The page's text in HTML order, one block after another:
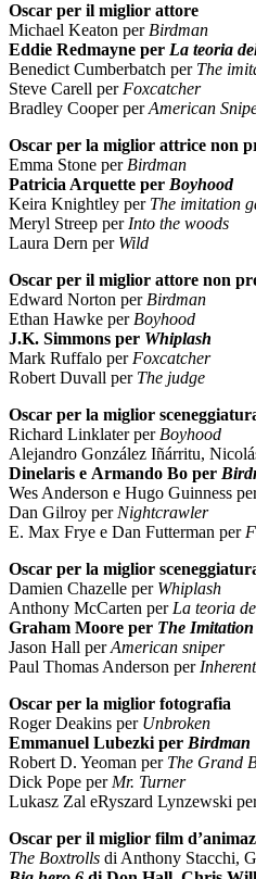
Oscar per il miglior attore
Michael Keaton per Birdman
Eddie Redmayne per La teoria
Benedict Cumberbatch per The
Steve Carell per Foxcatcher
Bradley Cooper perAmerican
Oscar per la miglior attrice non
Emma Stone per Birdman
Patricia Arquette per Boyhood
Keira Knightley per The imitation
Meryl Streep per Into the woods
Laura Dern per Wild
Oscar per il miglior attore non
Edward Norton per Birdman
Ethan Hawke per Boyhood
J.K. Simmons per Whiplash
Mark Ruffalo per Foxcatcher
Robert Duvall per The judge
Oscar per la miglior
Richard Linklater per Boyhood
Alejandro González Iñárritu,
Dinelaris e Armando Bo per
Wes Anderson e Hugo Guinness
Dan Gilroy per Nightcrawler
E. Max Frye e Dan Futterman per
Oscar per la miglior
Damien Chazelle per Whiplash
Anthony McCarten per La teoria
Graham Moore per The Imitation
Jason Hall perAmerican sniper
Paul Thomas Anderson per
Oscar per la miglior fotografia
Roger Deakins per Unbroken
Emmanuel Lubezki per Birdman
Robert D. Yeoman per The Grand
Dick Pope per Mr. Turner
Lukasz Zal eRyszard Lynzewski
Oscar per il miglior film
The Boxtrolls di Anthony Stacchi,